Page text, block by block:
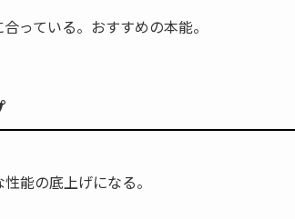
っている。おすすめの本能。
能の底上げになる。